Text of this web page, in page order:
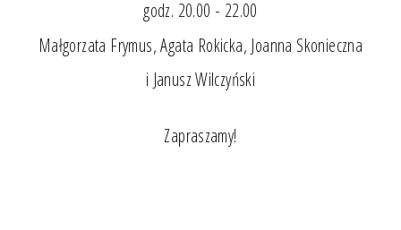
godz. 20.00 - 22.00
Małgorzata Frymus, Agata Rokicka, Joanna Skonieczna
i Janusz Wilczyński
Zapraszamy!